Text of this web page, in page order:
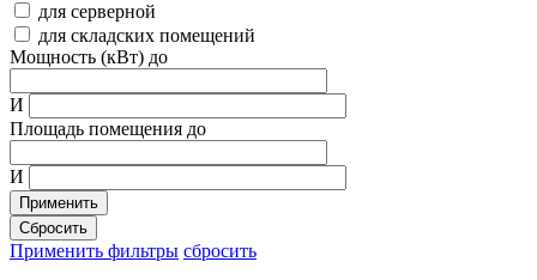
для серверной
для складских помещений
Мощность (кВт) до
И
Площадь помещения до
И
Применить
Сбросить
Применить фильтры сбросить